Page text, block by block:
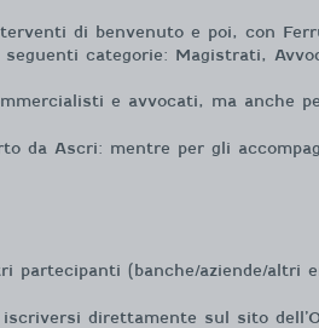
di benvenuto e poi, con
categorie: Magistrati,
e avvocati, ma anche
da Ascri: mentre per gli
partecipanti (banche/aziende/altri
direttamente sul sito